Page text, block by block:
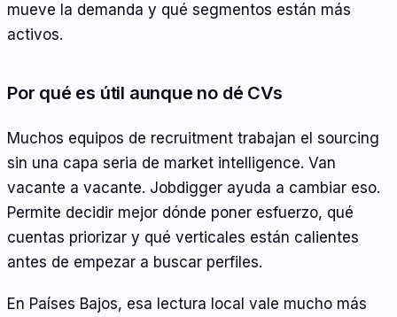
mueve la demanda y qué segmentos están más
activos.
Por qué es útil aunque no dé CVs
Muchos equipos de recruitment trabajan el sourcing
sin una capa seria de market intelligence. Van
vacante a vacante. Jobdigger ayuda a cambiar eso.
Permite decidir mejor dónde poner esfuerzo, qué
cuentas priorizar y qué verticales están calientes
antes de empezar a buscar perfiles.
En Países Bajos, esa lectura local vale mucho más